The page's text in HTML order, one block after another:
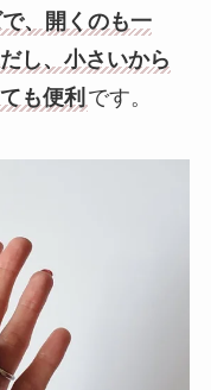
、開くのも一
し、小さいから
も便利 です。